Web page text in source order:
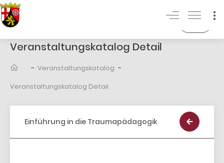
Veranstaltungskatalog Detail
- Veranstaltungskatalog -
Veranstaltungskatalog Detail
Einführung in die Traumapädagogik